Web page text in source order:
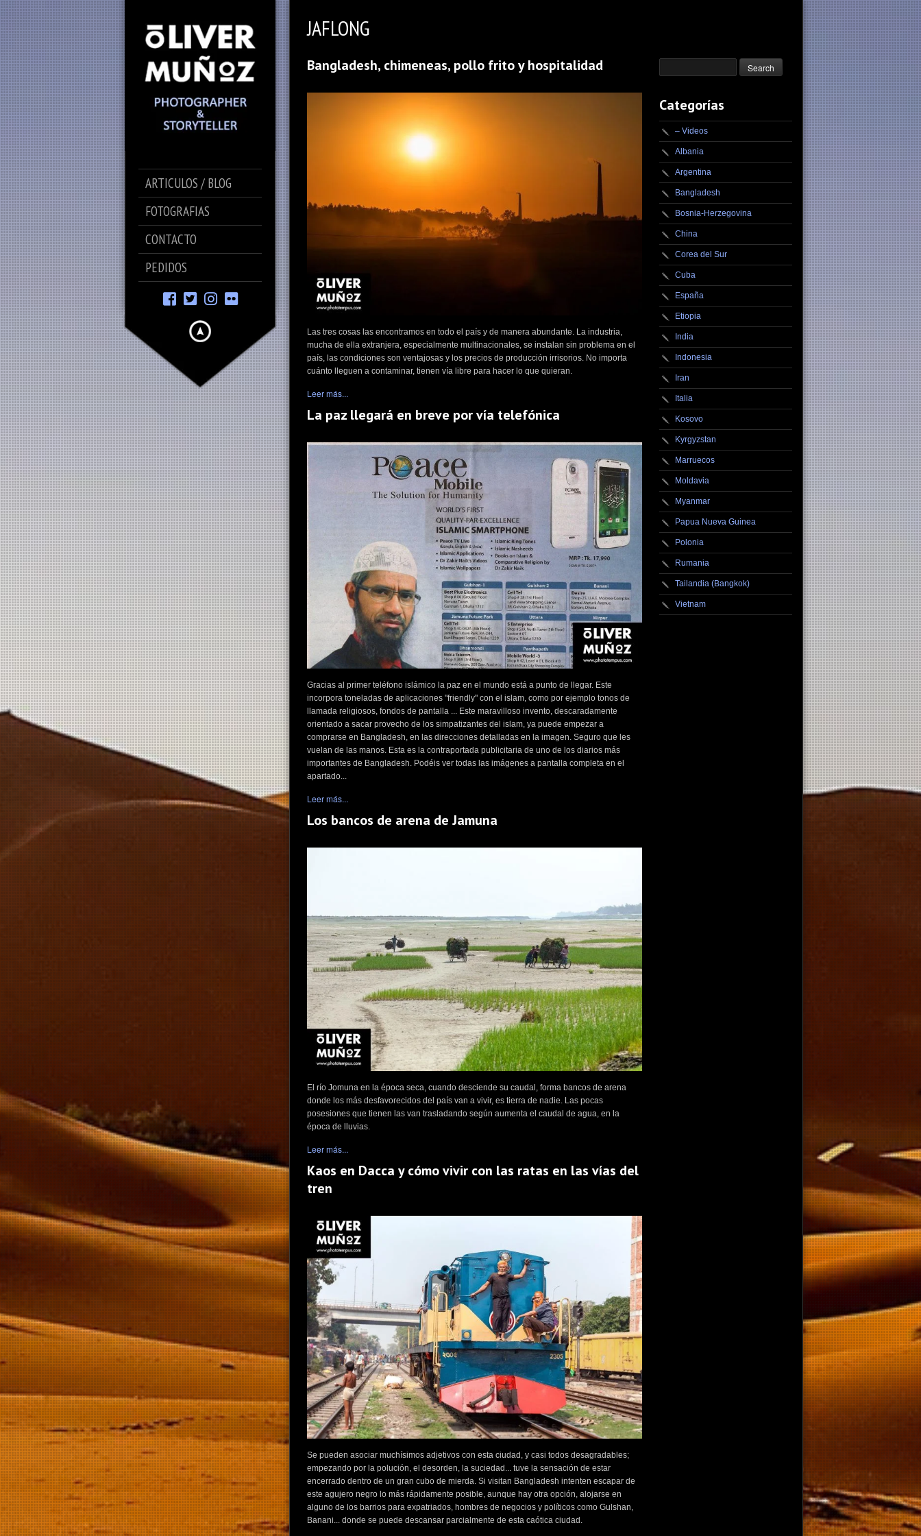
ARTICULOS / BLOG
FOTOGRAFIAS
CONTACTO
PEDIDOS
JAFLONG
Bangladesh, chimeneas, pollo frito y hospitalidad
Las tres cosas las encontramos en todo el país y de manera abundante. La industria,
mucha de ella extranjera, especialmente multinacionales, se instalan sin problema en el
país, las condiciones son ventajosas y los precios de producción irrisorios. No importa
cuánto lleguen a contaminar, tienen vía libre para hacer lo que quieran.
Leer más...
La paz llegará en breve por vía telefónica
Gracias al primer teléfono islámico la paz en el mundo está a punto de llegar. Este
incorpora toneladas de aplicaciones "friendly" con el islam, como por ejemplo tonos de
llamada religiosos, fondos de pantalla ... Este maravilloso invento, descaradamente
orientado a sacar provecho de los simpatizantes del islam, ya puede empezar a
comprarse en Bangladesh, en las direcciones detalladas en la imagen. Seguro que les
vuelan de las manos. Esta es la contraportada publicitaria de uno de los diarios más
importantes de Bangladesh. Podéis ver todas las imágenes a pantalla completa en el
apartado...
Leer más...
Los bancos de arena de Jamuna
El río Jomuna en la época seca, cuando desciende su caudal, forma bancos de arena
donde los más desfavorecidos del país van a vivir, es tierra de nadie. Las pocas
posesiones que tienen las van trasladando según aumenta el caudal de agua, en la
época de lluvias.
Leer más...
Kaos en Dacca y cómo vivir con las ratas en las vías del
tren
Se pueden asociar muchísimos adjetivos con esta ciudad, y casi todos desagradables;
empezando por la polución, el desorden, la suciedad... tuve la sensación de estar
encerrado dentro de un gran cubo de mierda. Si visitan Bangladesh intenten escapar de
este agujero negro lo más rápidamente posible, aunque hay otra opción, alojarse en
alguno de los barrios para expatriados, hombres de negocios y políticos como Gulshan,
Banani... donde se puede descansar parcialmente de esta caótica ciudad.
Categorías
– Videos
Albania
Argentina
Bangladesh
Bosnia-Herzegovina
China
Corea del Sur
Cuba
España
Etiopia
India
Indonesia
Iran
Italia
Kosovo
Kyrgyzstan
Marruecos
Moldavia
Myanmar
Papua Nueva Guinea
Polonia
Rumania
Tailandia (Bangkok)
Vietnam